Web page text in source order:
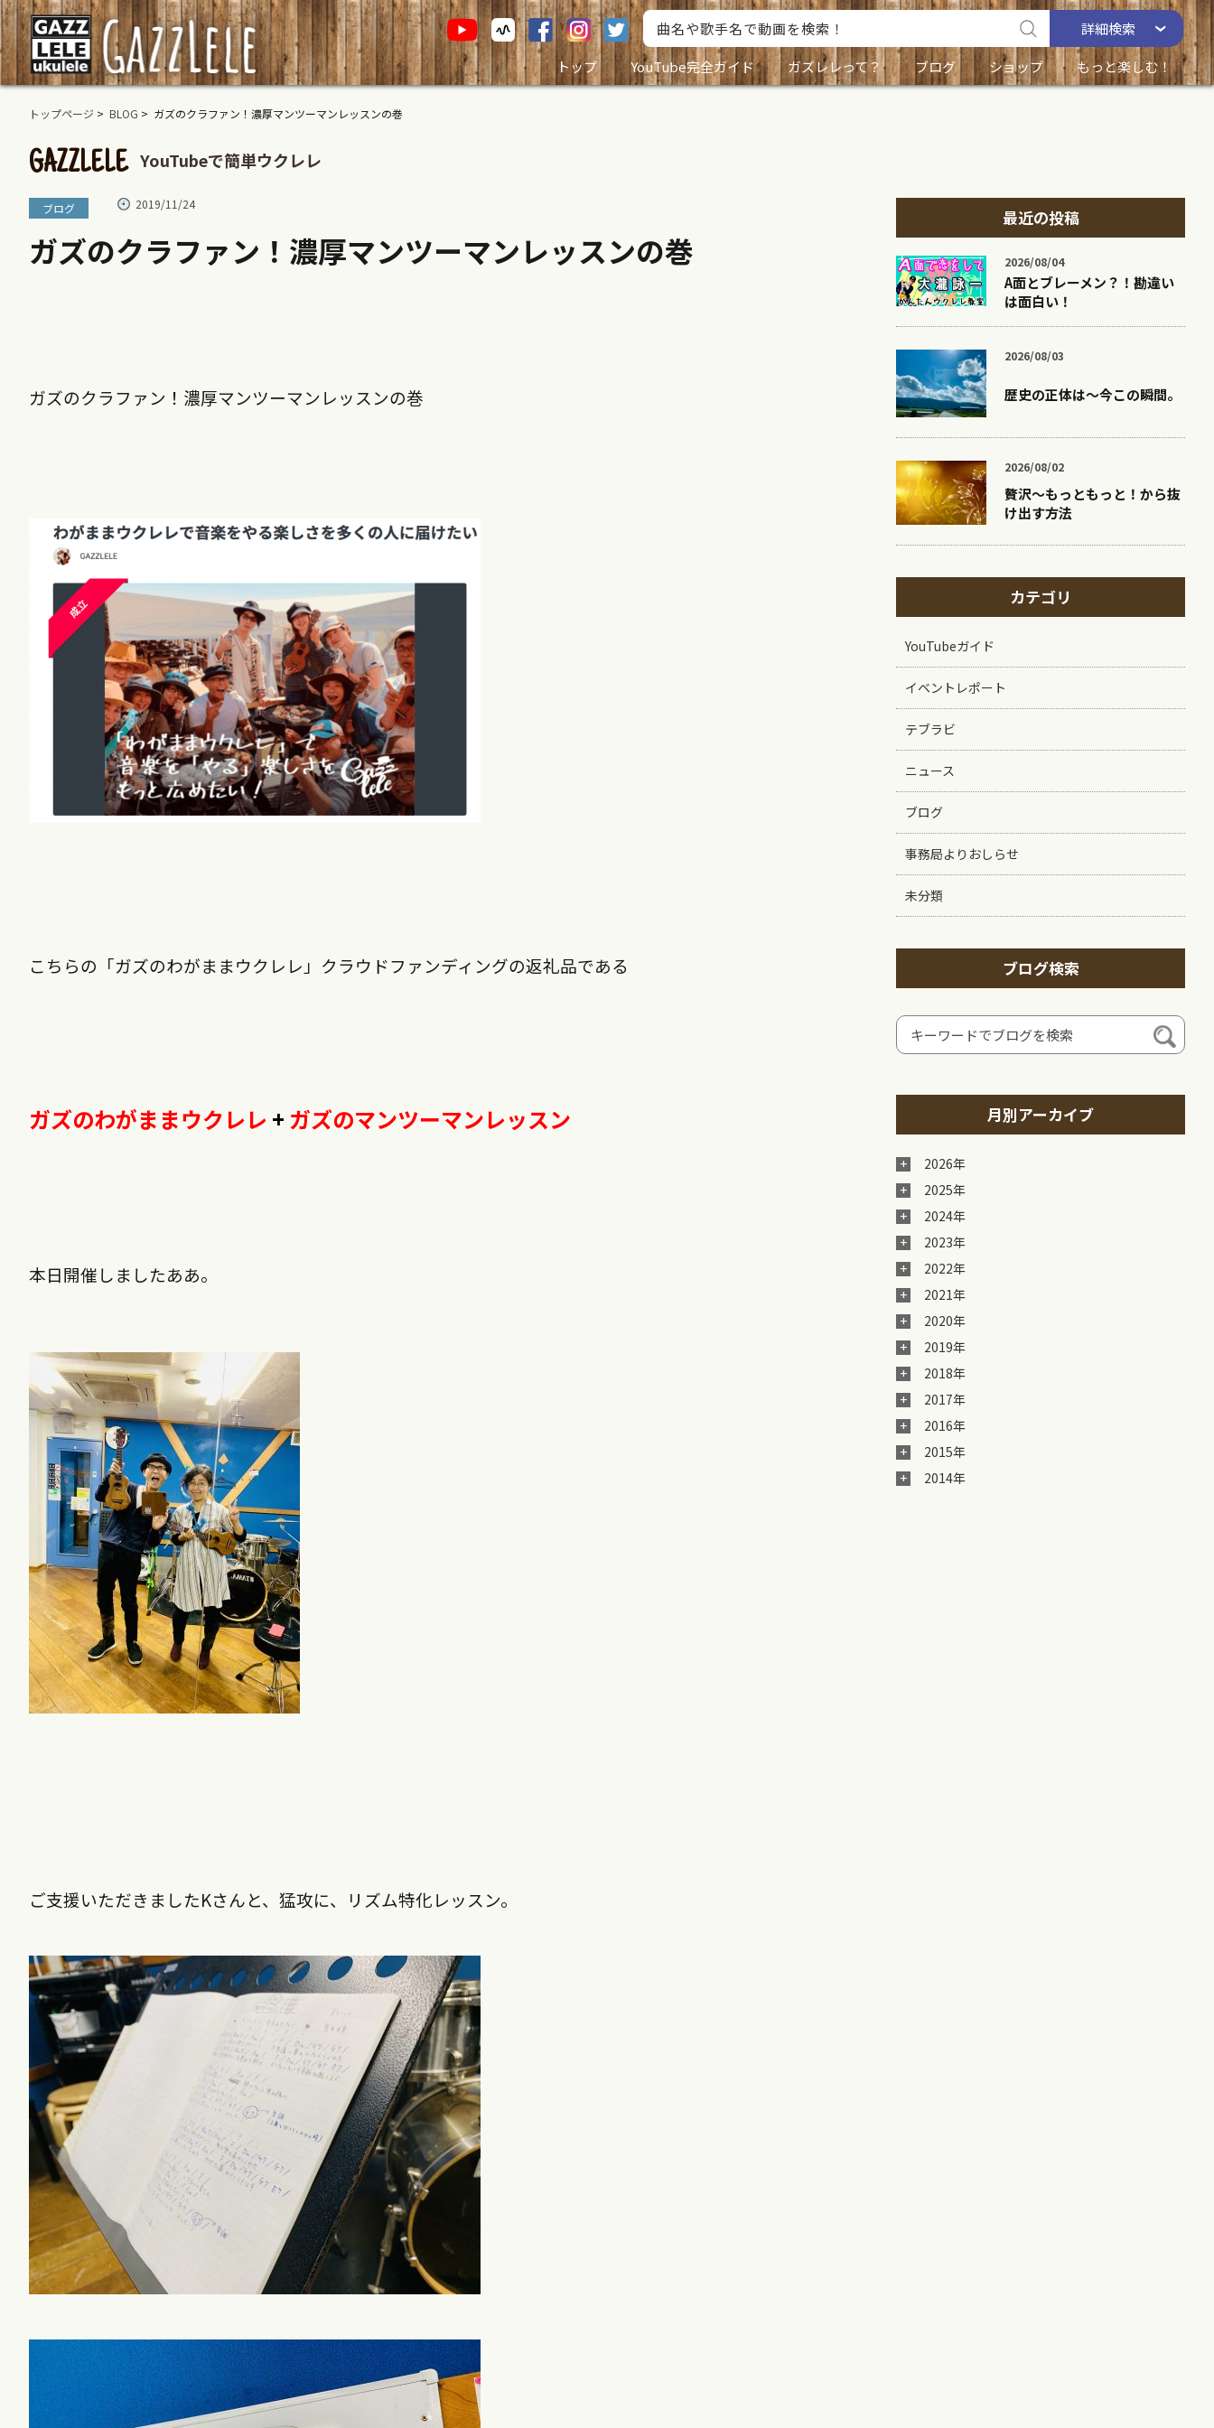
詳細検索
トップ
YouTube完全ガイド ガズレレって？ ブログ ショップ もっと楽しむ！
トップページ > BLOG > ガズのクラファン！濃厚マンツーマンレッスンの巻
GAZZLELE YouTubeで簡単ウクレレ
ブログ 2019/11/24
ガズのクラファン！濃厚マンツーマンレッスンの巻
ガズのクラファン！濃厚マンツーマンレッスンの巻
こちらの「ガズのわがままウクレレ」クラウドファンディングの返礼品である
ガズのわがままウクレレ + ガズのマンツーマンレッスン
本日開催しましたああ。
ご支援いただきましたKさんと、猛攻に、リズム特化レッスン。
最近の投稿
2026/08/04
A面とブレーメン？！勘違い
は面白い！
2026/08/03
歴史の正体は〜今この瞬間。
2026/08/02
贅沢〜もっともっと！から抜
け出す方法
カテゴリ
YouTubeガイド
イベントレポート
テブラビ
ニュース
ブログ
事務局よりおしらせ
未分類
ブログ検索
月別アーカイブ
2026年
2025年
2024年
2023年
2022年
2021年
2020年
2019年
2018年
2017年
2016年
2015年
2014年